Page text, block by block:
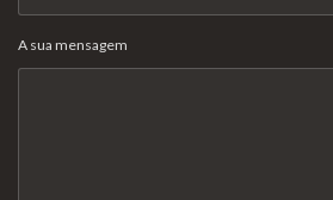
A sua mensagem